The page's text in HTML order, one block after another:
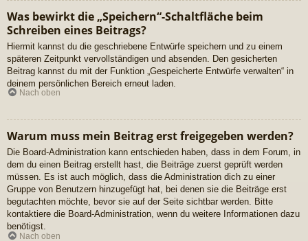
Was bewirkt die „Speichern“-Schaltfläche beim
Schreiben eines Beitrags?
Hiermit kannst du die geschriebene Entwürfe speichern und zu einem
späteren Zeitpunkt vervollständigen und absenden. Den gesicherten
Beitrag kannst du mit der Funktion „Gespeicherte Entwürfe verwalten“ in
deinem persönlichen Bereich erneut laden.
Nach oben
Warum muss mein Beitrag erst freigegeben werden?
Die Board-Administration kann entschieden haben, dass in dem Forum, in
dem du einen Beitrag erstellt hast, die Beiträge zuerst geprüft werden
müssen. Es ist auch möglich, dass die Administration dich zu einer
Gruppe von Benutzern hinzugefügt hat, bei denen sie die Beiträge erst
begutachten möchte, bevor sie auf der Seite sichtbar werden. Bitte
kontaktiere die Board-Administration, wenn du weitere Informationen dazu
benötigst.
Nach oben